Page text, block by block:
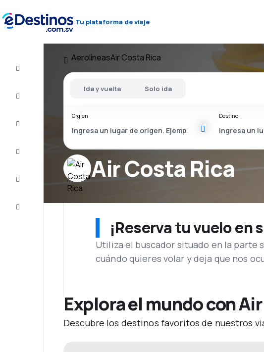
Tu plataforma de viaje
Atención
AerolíneasAir Costa Rica
Air Costa Rica
Ida y vuelta Solo ida
Orgien Destino
¡Reserva tu vuelo
Utiliza el buscador situado en la parte
cuándo quieres volar y deja que nos
Explora el mundo con
Descubre los destinos favoritos de nuestros